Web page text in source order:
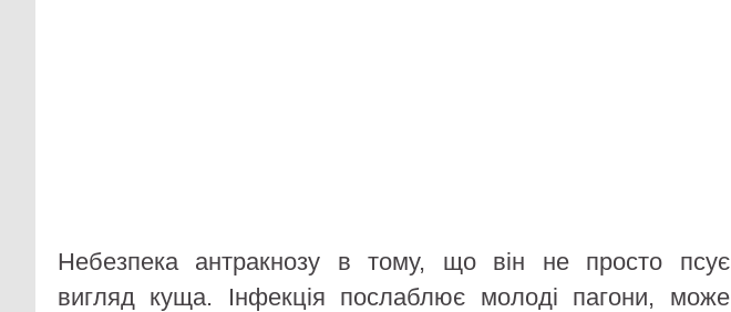
Небезпека антракнозу в тому, що він не просто псує
вигляд куща. Інфекція послаблює молоді пагони, може